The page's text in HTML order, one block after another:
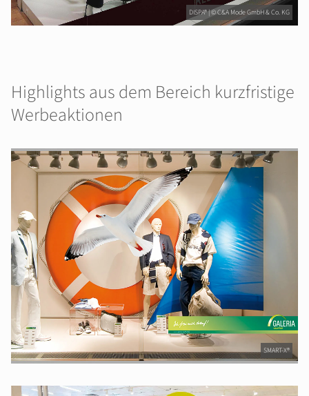
DISPA® | © C&A Mode GmbH & Co. KG
Highlights aus dem Bereich kurzfristige
Werbeaktionen
SMART-X®